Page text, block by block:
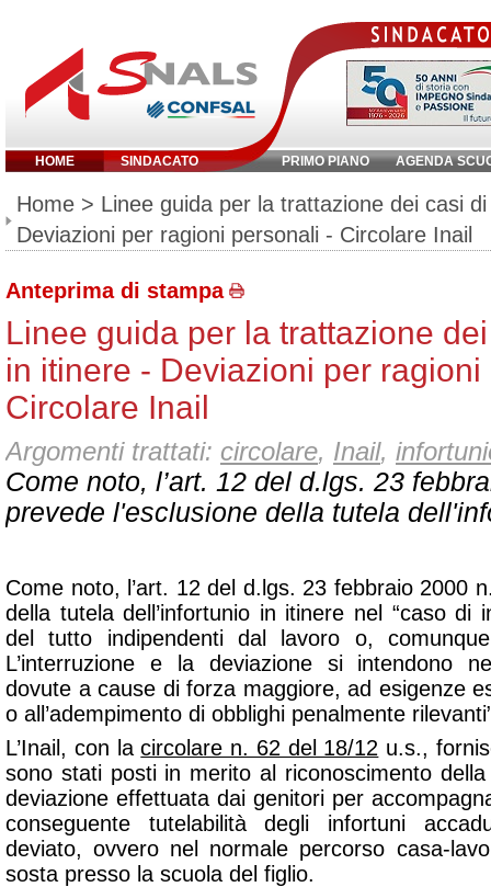
HOME SINDACATO PRIMO PIANO AGENDA
Inserisci parola chiave:
Home > Linee guida per la trattazione dei casi
Deviazioni per ragioni personali - Circolare Inail
Anteprima di stampa
Linee guida per la trattazione
in itinere - Deviazioni per
Circolare Inail
Argomenti trattati: circolare, Inail,
Come noto, l’art. 12 del d.lgs. 23
prevede l'esclusione della tutela
Come noto, l’art. 12 del d.lgs. 23 febbraio 2000
della tutela dell’infortunio in itinere nel “caso di
del tutto indipendenti dal lavoro o,
L’interruzione e la deviazione si intendono
dovute a cause di forza maggiore, ad esigenze
o all’adempimento di obblighi penalmente
L’Inail, con lacircolare n. 62 del 18/12 u.s.,
sono stati posti in merito al riconoscimento
deviazione effettuata dai genitori per
conseguente tutelabilità degli infortuni
deviato, ovvero nel normale percorso casa-
sosta presso la scuola del figlio.